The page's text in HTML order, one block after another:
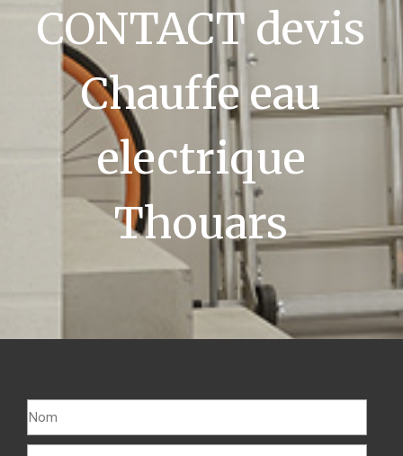
CONTACT devis
Chauffe eau
electrique
Thouars